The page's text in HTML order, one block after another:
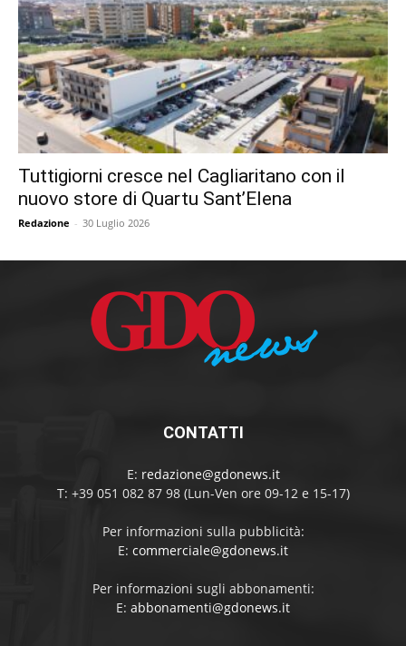
Tuttigiorni cresce nel Cagliaritano con il
nuovo store di Quartu Sant’Elena
Redazione - 30 Luglio 2026
CONTATTI
E: redazione@gdonews.it
T: +39 051 082 87 98 (Lun-Ven ore 09-12 e 15-17)
Per informazioni sulla pubblicità:
E: commerciale@gdonews.it
Per informazioni sugli abbonamenti:
E: abbonamenti@gdonews.it